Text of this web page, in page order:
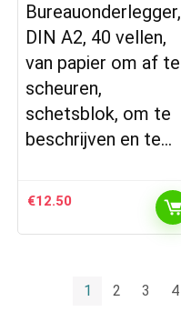
Bureauonderlegger,
DIN A2, 40 vellen,
van papier om af te
scheuren,
schetsblok, om te
beschrijven en te…
€12.50
1 2 3 4